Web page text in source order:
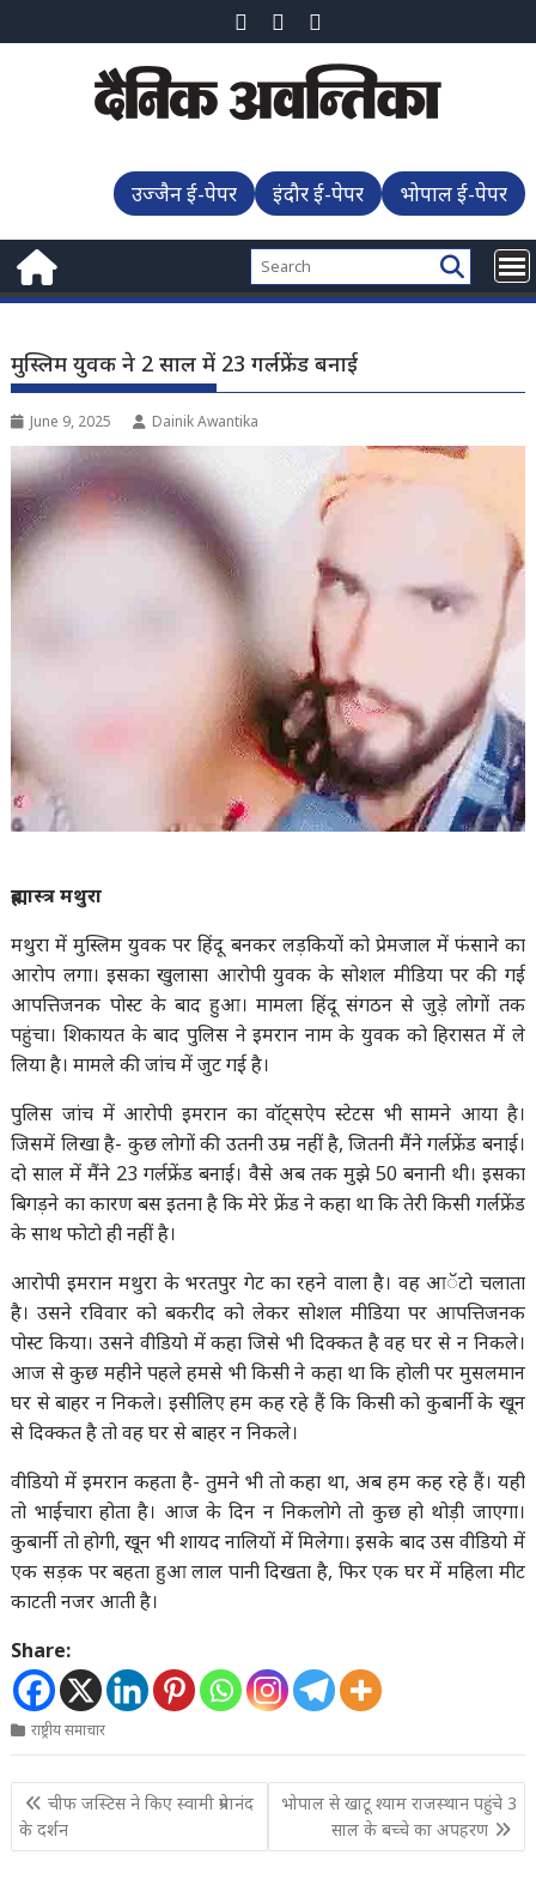
to
उज्जैन ई-पेपर इंदौर ई-पेपर भोपाल ई-पेपर
मुस्लिम युवक ने 2 साल में 23 गर्लफ्रेंड बनाई
June 9, 2025 Dainik Awantika
ब्रह्मास्त्र मथुरा
मथुरा में मुस्लिम युवक पर हिंदू बनकर लड़कियों को प्रेमजाल में फंसाने का
आरोप लगा। इसका खुलासा आरोपी युवक के सोशल मीडिया पर की गई
आपत्तिजनक पोस्ट के बाद हुआ। मामला हिंदू संगठन से जुड़े लोगों तक
पहुंचा। शिकायत के बाद पुलिस ने इमरान नाम के युवक को हिरासत में ले
लिया है। मामले की जांच में जुट गई है।
पुलिस जांच में आरोपी इमरान का वॉट्सऐप स्टेटस भी सामने आया है।
जिसमें लिखा है- कुछ लोगों की उतनी उम्र नहीं है, जितनी मैंने गर्लफ्रेंड बनाई।
दो साल में मैंने 23 गर्लफ्रेंड बनाई। वैसे अब तक मुझे 50 बनानी थी। इसका
बिगड़ने का कारण बस इतना है कि मेरे फ्रेंड ने कहा था कि तेरी किसी गर्लफ्रेंड
के साथ फोटो ही नहीं है।
आरोपी इमरान मथुरा के भरतपुर गेट का रहने वाला है। वह आॅटो चलाता
है। उसने रविवार को बकरीद को लेकर सोशल मीडिया पर आपत्तिजनक
पोस्ट किया। उसने वीडियो में कहा जिसे भी दिक्कत है वह घर से न निकले।
आज से कुछ महीने पहले हमसे भी किसी ने कहा था कि होली पर मुसलमान
घर से बाहर न निकले। इसीलिए हम कह रहे हैं कि किसी को कुबार्नी के खून
से दिक्कत है तो वह घर से बाहर न निकले।
वीडियो में इमरान कहता है- तुमने भी तो कहा था, अब हम कह रहे हैं। यही
तो भाईचारा होता है। आज के दिन न निकलोगे तो कुछ हो थोड़ी जाएगा।
कुबार्नी तो होगी, खून भी शायद नालियों में मिलेगा। इसके बाद उस वीडियो में
एक सड़क पर बहता हुआ लाल पानी दिखता है, फिर एक घर में महिला मीट
काटती नजर आती है।
Share:
राष्ट्रीय समाचार
Post
navigation
चीफ जस्टिस ने किए स्वामी प्रेमानंद
के दर्शन
भोपाल से खाटू श्याम राजस्थान पहुंचे 3
साल के बच्चे का अपहरण